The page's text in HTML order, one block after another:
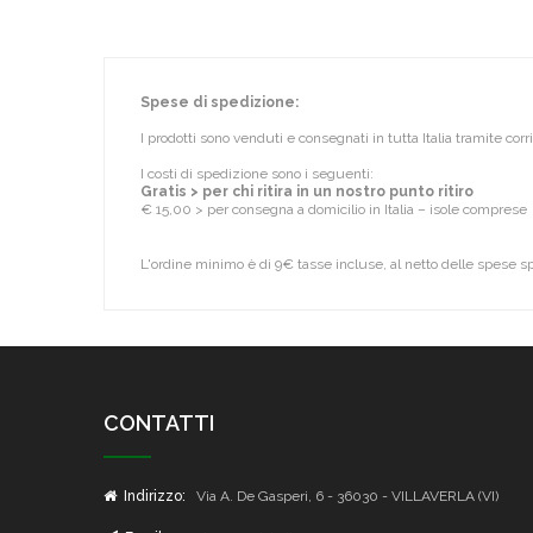
Spese di spedizione:
I prodotti sono venduti e consegnati in tutta Italia tramite
I costi di spedizione sono i seguenti:
Gratis > per chi ritira in un nostro punto ritiro
€ 15,00 > per consegna a domicilio in Italia – isole comprese
L'ordine minimo è di 9€ tasse incluse, al netto delle spese
CONTATTI
Indirizzo: Via A. De Gasperi, 6 - 36030 - VILLAVERLA (VI)